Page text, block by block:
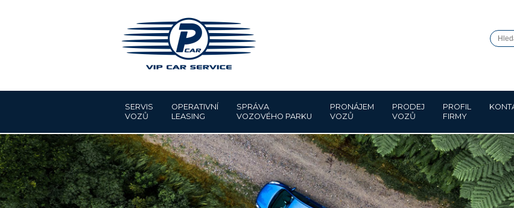
SERVIS
VOZŮ
OPERATIVNÍ
LEASING
SPRÁVA
VOZOVÉHO PARKU
PRONÁJEM
VOZŮ
PRODEJ
VOZŮ
PROFIL
FIRMY